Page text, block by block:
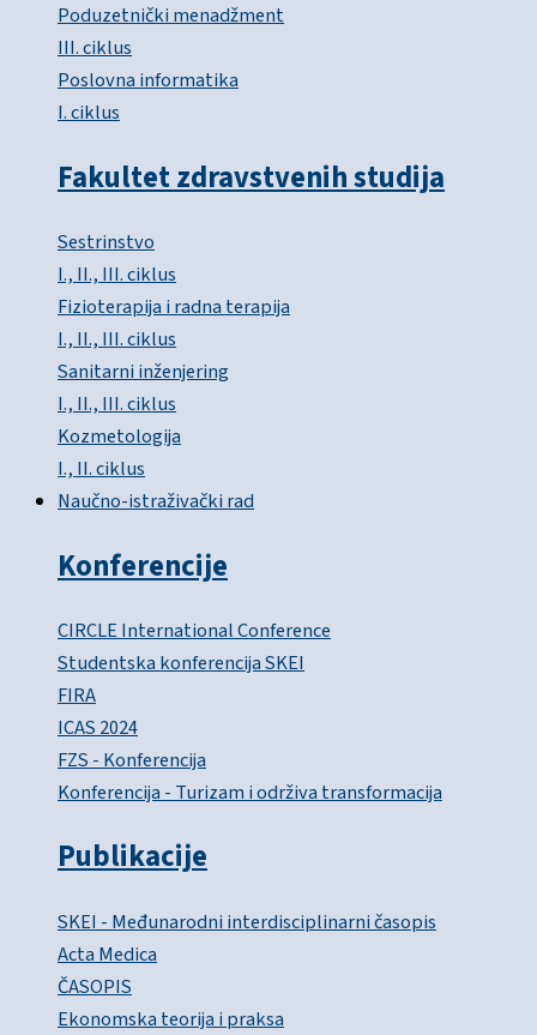
Poduzetnički menadžment
III. ciklus
Poslovna informatika
I. ciklus
Fakultet zdravstvenih studija
Sestrinstvo
I., II., III. ciklus
Fizioterapija i radna terapija
I., II., III. ciklus
Sanitarni inženjering
I., II., III. ciklus
Kozmetologija
I., II. ciklus
Naučno-istraživački rad
Konferencije
CIRCLE International Conference
Studentska konferencija SKEI
FIRA
ICAS 2024
FZS - Konferencija
Konferencija - Turizam i održiva transformacija
Publikacije
SKEI - Međunarodni interdisciplinarni časopis
Acta Medica
ČASOPIS
Ekonomska teorija i praksa